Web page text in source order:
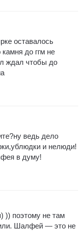
оставалось
камня до ггм не
ждал чтобы до
ведь дело
и нелюди!
в думу!
)) поэтому не там
Шалфей — это не